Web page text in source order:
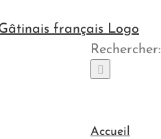
Rechercher:
Accueil